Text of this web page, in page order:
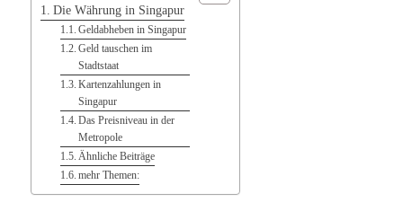
Die Währung in Singapur
Geldabheben in Singapur
Geld tauschen im
Stadtstaat
Kartenzahlungen in
Singapur
Das Preisniveau in der
Metropole
Ähnliche Beiträge
mehr Themen: